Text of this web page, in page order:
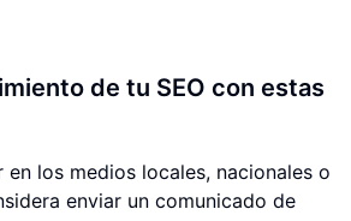
de tu SEO con estas
en los medios locales, nacionales o
enviar un comunicado de